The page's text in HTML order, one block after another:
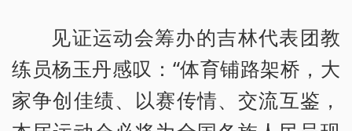
见证运动会筹办的吉林代表团教
练员杨玉丹感叹：“体育铺路架桥，大
家争创佳绩、以赛传情、交流互鉴，